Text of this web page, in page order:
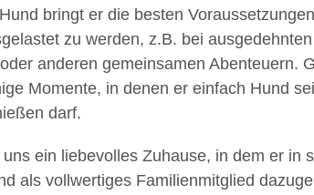
bringt er die besten
zu werden, z.B. bei
anderen gemeinsamen Abenteuern.
Momente, in denen er einfach Hund
darf.
ein liebevolles Zuhause, in dem er in
als vollwertiges Familienmitglied